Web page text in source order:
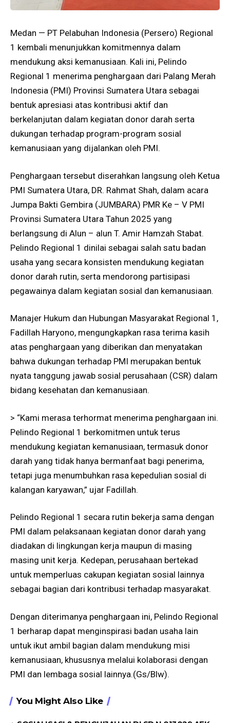
Medan — PT Pelabuhan Indonesia (Persero) Regional
1 kembali menunjukkan komitmennya dalam
mendukung aksi kemanusiaan. Kali ini, Pelindo
Regional 1 menerima penghargaan dari Palang Merah
Indonesia (PMI) Provinsi Sumatera Utara sebagai
bentuk apresiasi atas kontribusi aktif dan
berkelanjutan dalam kegiatan donor darah serta
dukungan terhadap program-program sosial
kemanusiaan yang dijalankan oleh PMI.
Penghargaan tersebut diserahkan langsung oleh Ketua
PMI Sumatera Utara, DR. Rahmat Shah, dalam acara
Jumpa Bakti Gembira (JUMBARA) PMR Ke – V PMI
Provinsi Sumatera Utara Tahun 2025 yang
berlangsung di Alun – alun T. Amir Hamzah Stabat.
Pelindo Regional 1 dinilai sebagai salah satu badan
usaha yang secara konsisten mendukung kegiatan
donor darah rutin, serta mendorong partisipasi
pegawainya dalam kegiatan sosial dan kemanusiaan.
Manajer Hukum dan Hubungan Masyarakat Regional 1,
Fadillah Haryono, mengungkapkan rasa terima kasih
atas penghargaan yang diberikan dan menyatakan
bahwa dukungan terhadap PMI merupakan bentuk
nyata tanggung jawab sosial perusahaan (CSR) dalam
bidang kesehatan dan kemanusiaan.
> “Kami merasa terhormat menerima penghargaan ini.
Pelindo Regional 1 berkomitmen untuk terus
mendukung kegiatan kemanusiaan, termasuk donor
darah yang tidak hanya bermanfaat bagi penerima,
tetapi juga menumbuhkan rasa kepedulian sosial di
kalangan karyawan,” ujar Fadillah.
Pelindo Regional 1 secara rutin bekerja sama dengan
PMI dalam pelaksanaan kegiatan donor darah yang
diadakan di lingkungan kerja maupun di masing
masing unit kerja. Kedepan, perusahaan bertekad
untuk memperluas cakupan kegiatan sosial lainnya
sebagai bagian dari kontribusi terhadap masyarakat.
Dengan diterimanya penghargaan ini, Pelindo Regional
1 berharap dapat menginspirasi badan usaha lain
untuk ikut ambil bagian dalam mendukung misi
kemanusiaan, khususnya melalui kolaborasi dengan
PMI dan lembaga sosial lainnya.(Gs/Blw).
You Might Also Like